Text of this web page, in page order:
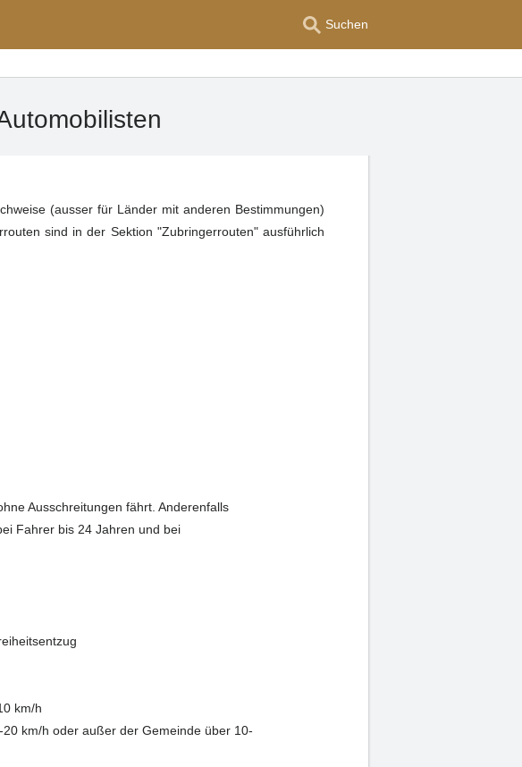
Suchen
(ausser für Länder mit anderen Bestimmungen)
sind in der Sektion "Zubringerrouten" ausführlich
Ausschreitungen fährt. Anderenfalls
Fahrer bis 24 Jahren und bei
km/h
km/h oder außer der Gemeinde über 10-